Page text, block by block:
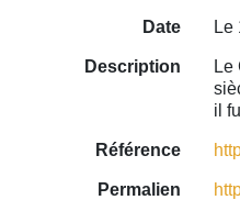
Date Le
Description
Le
il
Référence
Permalien